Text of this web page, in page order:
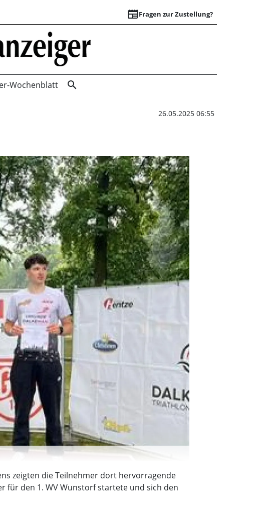
newspaperFragen zur Zustellung?
Dalkeman
Wochenblatt search
26.05.2025 06:55
zeigten die Teilnehmer dort hervorragende
für den 1. WV Wunstorf startete und sich den